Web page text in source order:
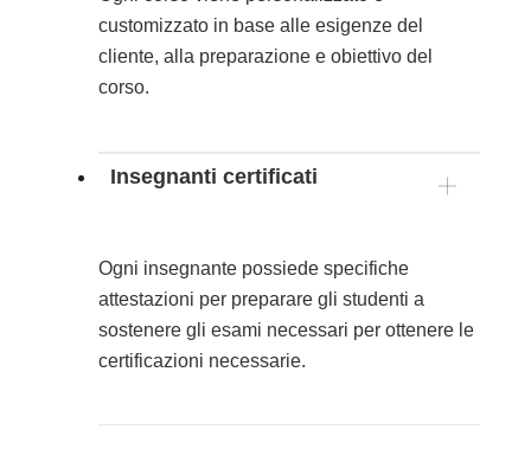
customizzato in base alle esigenze del
cliente, alla preparazione e obiettivo del
corso.
Insegnanti certificati
Ogni insegnante possiede specifiche
attestazioni per preparare gli studenti a
sostenere gli esami necessari per ottenere le
certificazioni necessarie.